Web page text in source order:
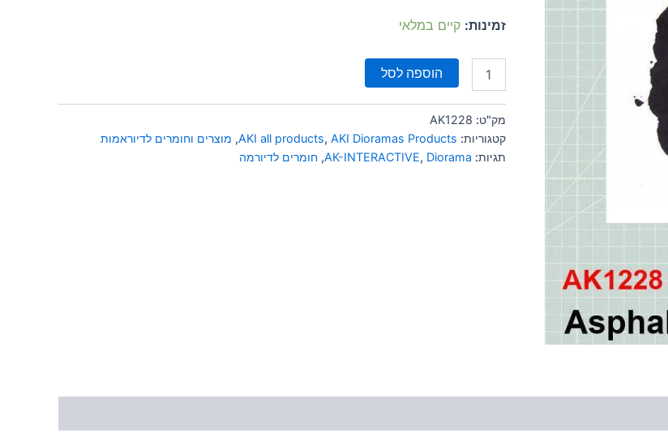
זמינות: קיים במלאי
הוספה לסל
מק"ט: AK1228
קטגוריות:
AKI all products, AKI Dioramas Products
, מוצרים וחומרים לדיוראמות
תגיות:
AK-INTERACTIVE, Diorama
, חומרים לדיורמה